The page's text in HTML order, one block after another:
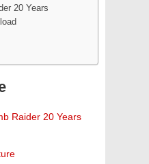
20 Years
Raider 20 Years